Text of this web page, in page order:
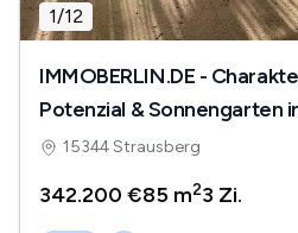
1/12
IMMOBERLIN.DE -
Potenzial & Sonnengarten
15344 Strausberg
342.200 €85 m23 Zi.